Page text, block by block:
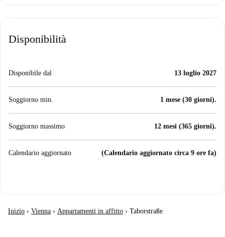
Disponibilità
Disponibile dal 13 luglio 2027
Soggiorno min. 1 mese (30 giorni).
Soggiorno massimo 12 mesi (365 giorni).
Calendario aggiornato (Calendario aggiornato circa 9 ore fa)
Inizio › Vienna › Appartamenti in affitto › Taborstraße